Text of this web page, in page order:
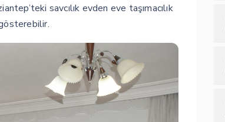
savcılık evden eve taşımacılık